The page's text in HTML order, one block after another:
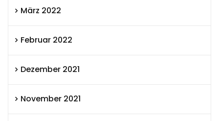
März 2022
Februar 2022
Dezember 2021
November 2021